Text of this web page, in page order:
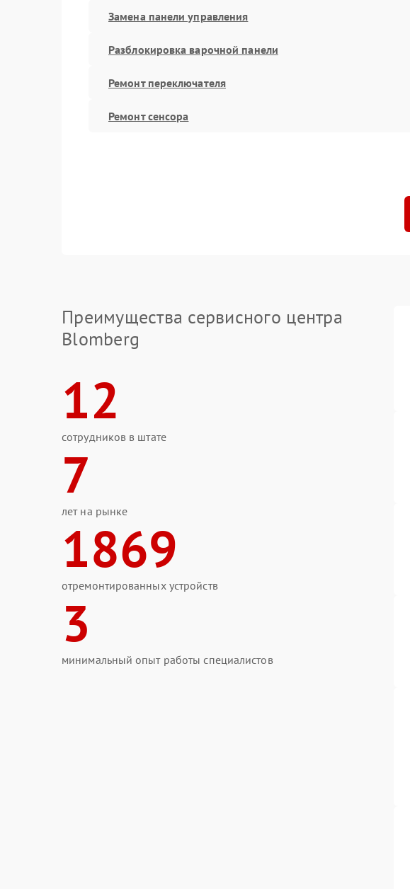
Замена панели управления
Разблокировка варочной панели
Ремонт переключателя
Ремонт сенсора
Преимущества сервисного центра
Blomberg
12
сотрудников в штате
7
лет на рынке
1869
отремонтированных устройств
3
минимальный опыт работы специалистов